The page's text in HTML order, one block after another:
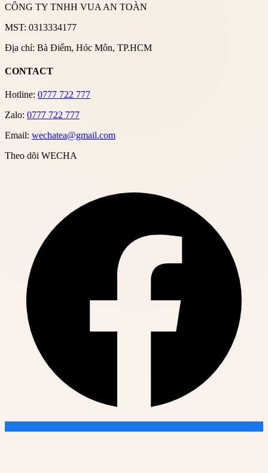
CÔNG TY TNHH VUA AN TOÀN
MST: 0313334177
Địa chỉ: Bà Điểm, Hóc Môn, TP.HCM
CONTACT
Hotline: 0777 722 777
Zalo: 0777 722 777
Email: wechatea@gmail.com
Theo dõi WECHA